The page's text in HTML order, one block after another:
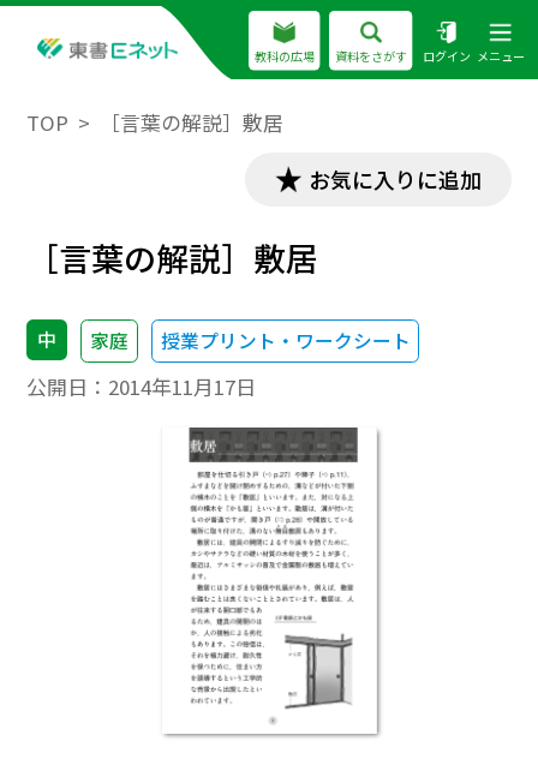
教科の広場 資料をさがす ログイン メニュー
TOP ［言葉の解説］敷居
お気に入りに追加
［言葉の解説］敷居
中 家庭 授業プリント・ワークシート
公開日： 2014年11月17日